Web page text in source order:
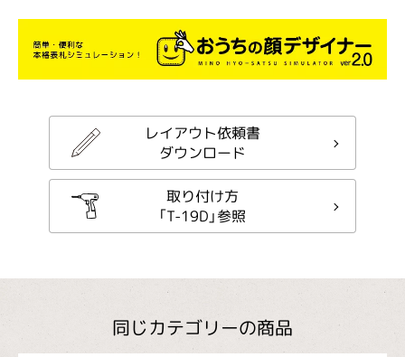
レイアウト依頼書
ダウンロード
取り付け方
「T-19D」参照
同じカテゴリーの商品